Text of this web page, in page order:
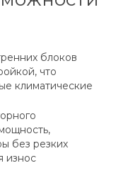
блоков
что
климатические
без резких
износ